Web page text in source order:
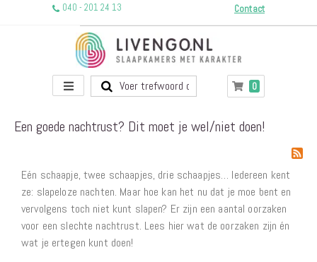
040 - 201 24 13 Contact
Toggle
Winkelwagen
0producten
Een goede nachtrust? Dit moet je wel/niet doen!
Eén schaapje, twee schaapjes, drie schaapjes… Iedereen kent
ze: slapeloze nachten. Maar hoe kan het nu dat je moe bent en
vervolgens toch niet kunt slapen? Er zijn een aantal oorzaken
voor een slechte nachtrust. Lees hier wat de oorzaken zijn én
wat je ertegen kunt doen!